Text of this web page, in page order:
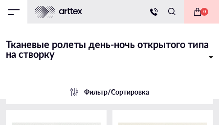
0
Тканевые ролеты день-ночь открытого типа
на створку
Фильтр/Сортировка